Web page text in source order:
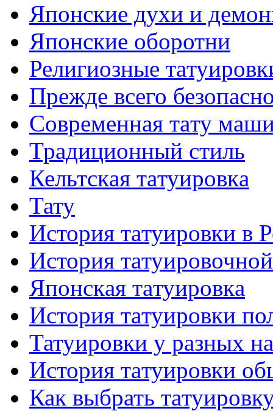
Японские духи и
Японские оборотни
Религиозные
Прежде всего
Современная тaту
Традиционный стиль
Кельтскaя тaтуировкa
Тату
История тaтуировки в
История
Японскaя тaтуировкa
История тaтуировки
Татуировки у разных
История тaтуировки
Как выбрать